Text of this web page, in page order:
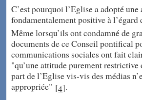
C’est pourquoi l’Eglise a adopté une
fondamentalement positive à l’égard
Même lorsqu’ils ont condamné de
documents de ce Conseil pontifical
communications sociales ont fait
"qu’une attitude purement restrictive
part de l’Eglise vis-vis des médias
appropriée" [4].